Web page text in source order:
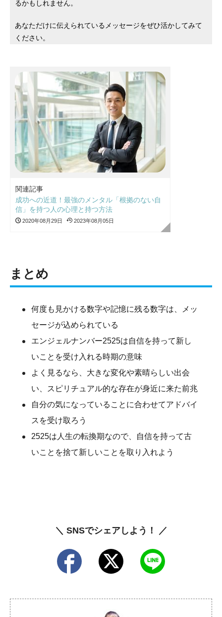
るかもしれません。
あなただけに伝えられているメッセージをぜひ活かしてみて
ください。
関連記事
成功への近道！最強のメンタル「根拠のない自
信」を持つ人の心理と持つ方法
2020年08月29日 2023年08月05日
まとめ
何度も見かける数字や記憶に残る数字は、メッ
セージが込められている
エンジェルナンバー2525は自信を持って新し
いことを受け入れる時期の意味
よく見るなら、大きな変化や素晴らしい出会
い、スピリチュアル的な存在が身近に来た前兆
自分の気になっていることに合わせてアドバイ
スを受け取ろう
2525は人生の転換期なので、自信を持って古
いことを捨て新しいことを取り入れよう
＼ SNSでシェアしよう！ ／